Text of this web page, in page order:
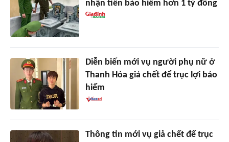
nhận tiền bảo hiểm hơn 1 tỷ đồng
Diễn biến mới vụ người phụ nữ ở
Thanh Hóa giả chết để trục lợi bảo
hiểm
Thông tin mới vụ giả chết để trục